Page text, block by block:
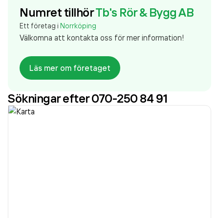
Numret tillhörTb's Rör & Bygg AB
Ett företag i Norrköping
Välkomna att kontakta oss för mer information!
Läs mer om företaget
Sökningar efter 070-250 84 91